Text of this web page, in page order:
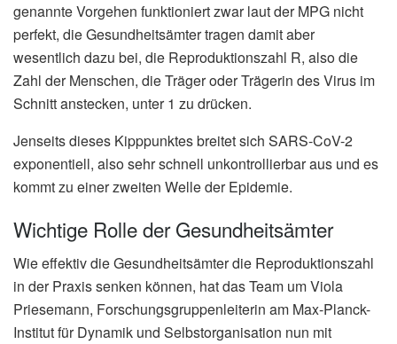
genannte Vorgehen funktioniert zwar laut der MPG nicht
perfekt, die Gesundheitsämter tragen damit aber
wesentlich dazu bei, die Reproduktionszahl R, also die
Zahl der Menschen, die Träger oder Trägerin des Virus im
Schnitt anstecken, unter 1 zu drücken.
Jenseits dieses Kipppunktes breitet sich SARS-CoV-2
exponentiell, also sehr schnell unkontrollierbar aus und es
kommt zu einer zweiten Welle der Epidemie.
Wichtige Rolle der Gesundheitsämter
Wie effektiv die Gesundheitsämter die Reproduktionszahl
in der Praxis senken können, hat das Team um Viola
Priesemann, Forschungsgruppenleiterin am Max-Planck-
Institut für Dynamik und Selbstorganisation nun mit